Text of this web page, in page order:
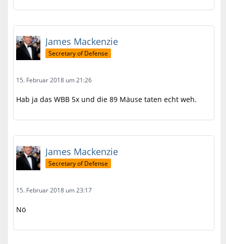
James Mackenzie
Secretary of Defense
15. Februar 2018 um 21:26
Hab ja das WBB 5x und die 89 Mäuse taten echt weh.
James Mackenzie
Secretary of Defense
15. Februar 2018 um 23:17
Nö